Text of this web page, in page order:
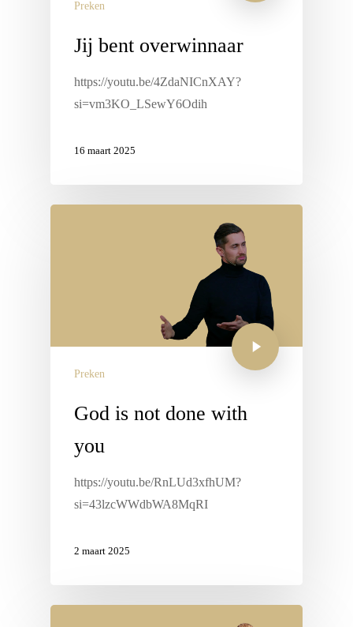
Preken
Jij bent overwinnaar
https://youtu.be/4ZdaNICnXAY?
si=vm3KO_LSewY6Odih
16 maart 2025
Preken
God is not done with
you
https://youtu.be/RnLUd3xfhUM?
si=43lzcWWdbWA8MqRI
2 maart 2025